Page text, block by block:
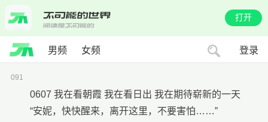
打开
男频 女频 登录
091
0607 我在看朝霞 我在看日出 我在期待崭新的一天
“安妮，快快醒来，离开这里，不要害怕……”